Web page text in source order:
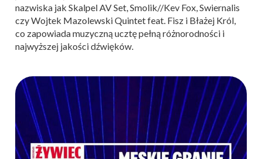
nazwiska jak Skalpel AV Set, Smolik//Kev Fox, Swiernalis
czy Wojtek Mazolewski Quintet feat. Fisz i Błażej Król,
co zapowiada muzyczną ucztę pełną różnorodności i
najwyższej jakości dźwięków.